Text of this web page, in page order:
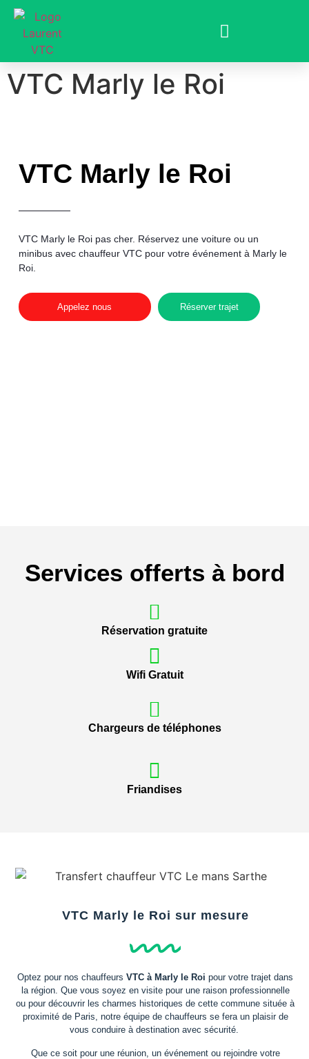
VTC Marly le Roi
VTC Marly le Roi
VTC Marly le Roipas cher. Réservez une voiture ou un
minibus avec chauffeur VTC pour votre événement à Marly le
Roi.
Appelez nous Réserver trajet
Services offerts à bord
Réservation gratuite
Wifi Gratuit
Chargeurs de téléphones
Friandises
VTC Marly le Roi sur mesure
Optez pour nos chauffeurs VTC à Marly le Roi pour votre trajet dans
la région. Que vous soyez en visite pour une raison professionnelle
ou pour découvrir les charmes historiques de cette commune située à
proximité de Paris, notre équipe de chauffeurs se fera un plaisir de
vous conduire à destination avec sécurité.
Que ce soit pour une réunion, un événement ou rejoindre votre